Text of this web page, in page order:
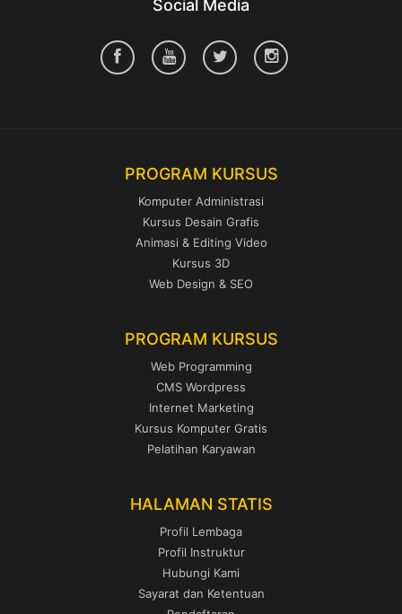
Social Media
PROGRAM KURSUS
Komputer Administrasi
Kursus Desain Grafis
Animasi & Editing Video
Kursus 3D
Web Design & SEO
PROGRAM KURSUS
Web Programming
CMS Wordpress
Internet Marketing
Kursus Komputer Gratis
Pelatihan Karyawan
HALAMAN STATIS
Profil Lembaga
Profil Instruktur
Hubungi Kami
Sayarat dan Ketentuan